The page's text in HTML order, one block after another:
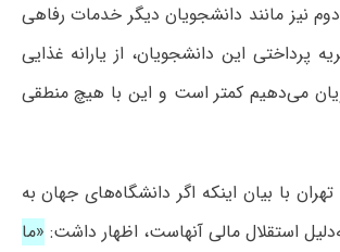
نیز مانند دانشجویان دیگر خدمات رفاهی
پرداختی این دانشجویان، از یارانه غذایی
می‌دهیم کمتر است و این با هیچ منطقی
با بیان اینکه اگر دانشگاه‌های جهان به
استقلال مالی آنهاست، اظهار داشت: «ما